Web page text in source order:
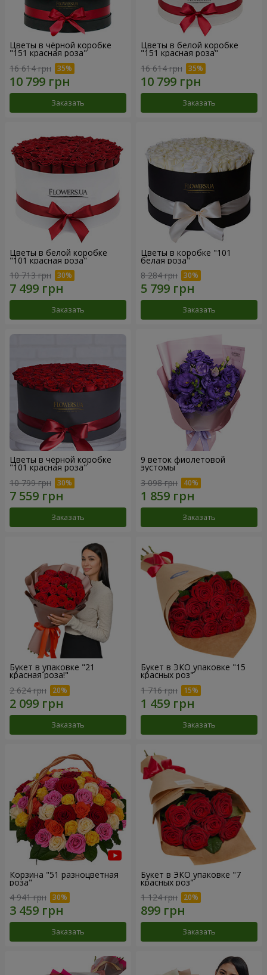
Цветы в чёрной коробке
"151 красная роза"
16 614 грн
Заказать
Цветы в белой коробке
"151 красная роза"
16 614 грн
Заказать
Цветы в белой коробке
"101 красная роза"
10 713 грн
Заказать
Цветы в коробке "101
белая роза"
8 284 грн
Заказать
Цветы в чёрной коробке
"101 красная роза"
10 799 грн
Заказать
9 веток фиолетовой
эустомы
3 098 грн
Заказать
Букет в упаковке "21
красная роза!"
2 624 грн
Заказать
Букет в ЭКО упаковке "15
красных роз"
1 716 грн
Заказать
Корзина "51 разноцветная
роза"
4 941 грн
Заказать
Букет в ЭКО упаковке "7
красных роз"
1 124 грн
Заказать